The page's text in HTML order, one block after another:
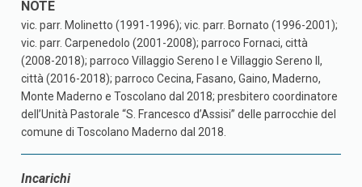
vic. parr. Molinetto (1991-1996); vic. parr. Bornato (1996-2001);
vic. parr. Carpenedolo (2001-2008); parroco Fornaci, città
(2008-2018); parroco Villaggio Sereno I e Villaggio Sereno II,
città (2016-2018); parroco Cecina, Fasano, Gaino, Maderno,
Monte Maderno e Toscolano dal 2018; presbitero coordinatore
dell’Unità Pastorale “S. Francesco d’Assisi” delle parrocchie del
comune di Toscolano Maderno dal 2018.
Incarichi